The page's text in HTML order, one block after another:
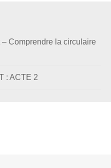
Comprendre la circulaire
: ACTE 2